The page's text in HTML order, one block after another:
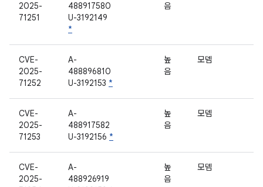
2025-
71251
488917580
U-3192149
*
음
CVE-
2025-
71252
A-
488896810
U-3192153 *
높
음
모뎀
CVE-
2025-
71253
A-
488917582
U-3192156 *
높
음
모뎀
CVE-
2025-
A-
488926919
높
음
모뎀